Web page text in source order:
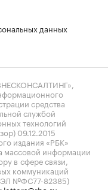
данных
средства
службой
технологий
09.12.2015
издания «РБК»
массовой информации
в сфере связи,
коммуникаций
ЭЛ №ФС77-82385)